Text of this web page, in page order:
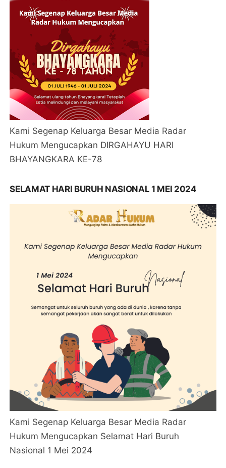
Kami Segenap Keluarga Besar Media Radar
Hukum Mengucapkan DIRGAHAYU HARI
BHAYANGKARA KE-78
SELAMAT HARI BURUH NASIONAL 1 MEI 2024
Kami Segenap Keluarga Besar Media Radar
Hukum Mengucapkan Selamat Hari Buruh
Nasional 1 Mei 2024